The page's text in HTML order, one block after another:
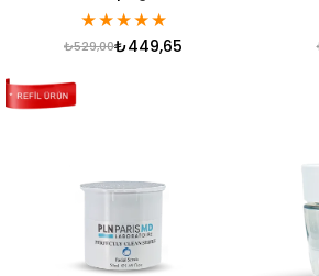
★★★★★
₺449,65
₺529,00